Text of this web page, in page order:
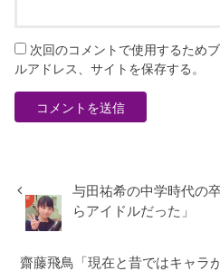
次回のコメントで使用するため
ルアドレス、サイトを保存する。
与田祐希の中学時代の
らアイドルだった」
齋藤飛鳥「現在と昔ではキャラ